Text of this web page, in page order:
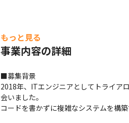
もっと見る
事業内容の詳細
■募集背景
2018年、ITエンジニアとしてトライア
会いました。
コードを書かずに複雑なシステムを構